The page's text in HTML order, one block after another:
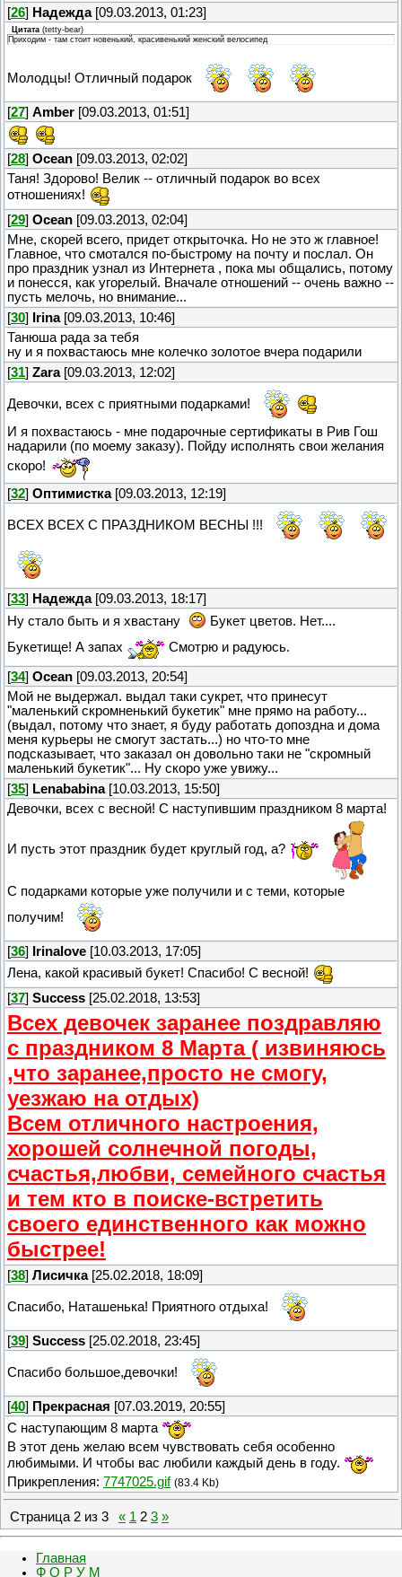
[26] Надежда[09.03.2013, 01:23]
Цитата (tetty-bear)
Приходим - там стоит новенький, красивенький женский велосипед
Молодцы! Отличный подарок
[27] Amber [09.03.2013, 01:51]
[28] Ocean [09.03.2013, 02:02]
Таня! Здорово! Велик -- отличный подарок во всех
отношениях!
[29] Ocean [09.03.2013, 02:04]
Мне, скорей всего, придет открыточка. Но не это ж главное!
Главное, что смотался по-быстрому на почту и послал. Он
про праздник узнал из Интернета , пока мы общались, потому
и понесся, как угорелый. Вначале отношений -- очень важно --
пусть мелочь, но внимание...
[30] Irina[09.03.2013, 10:46]
Танюша рада за тебя
ну и я похвастаюсь мне колечко золотое вчера подарили
[31] Zara[09.03.2013, 12:02]
Девочки, всех с приятными подарками!
И я похвастаюсь - мне подарочные сертификаты в Рив Гош
надарили (по моему заказу). Пойду исполнять свои желания
скоро!
[32] Оптимистка[09.03.2013, 12:19]
ВСЕХ ВСЕХ С ПРАЗДНИКОМ ВЕСНЫ !!!
[33] Надежда[09.03.2013, 18:17]
Ну стало быть и я хвастану
Букет цветов. Нет....
Букетище! А запах
Смотрю и радуюсь.
[34] Ocean [09.03.2013, 20:54]
Мой не выдержал. выдал таки сукрет, что принесут
"маленький скромненький букетик" мне прямо на работу...
(выдал, потому что знает, я буду работать допоздна и дома
меня курьеры не смогут застать...) но что-то мне
подсказывает, что заказал он довольно таки не "скромный
маленький букетик"... Ну скоро уже увижу...
[35] Lenababina[10.03.2013, 15:50]
Девочки, всех с весной! С наступившим праздником 8 марта!
И пусть этот праздник будет круглый год, а?
С подарками которые уже получили и с теми, которые
получим!
[36] Irinalove [10.03.2013, 17:05]
Лена, какой красивый букет! Спасибо! С весной!
[37] Success [25.02.2018, 13:53]
Всех девочек заранее поздравляю
с праздником 8 Марта ( извиняюсь
,что заранее,просто не смогу,
уезжаю на отдых)
Всем отличного настроения,
хорошей солнечной погоды,
счастья,любви, семейного счастья
и тем кто в поиске-встретить
своего единственного как можно
быстрее!
[38] Лисичка[25.02.2018, 18:09]
Спасибо, Наташенька! Приятного отдыха!
[39] Success [25.02.2018, 23:45]
Спасибо большое,девочки!
[40] Прекрасная [07.03.2019, 20:55]
С наступающим 8 марта
В этот день желаю всем чувствовать себя особенно
любимыми. И чтобы вас любили каждый день в году.
Прикрепления: 7747025.gif (83.4 Kb)
Страница 2 из 3 « 1 2 3 »
Главная
Ф О Р У М